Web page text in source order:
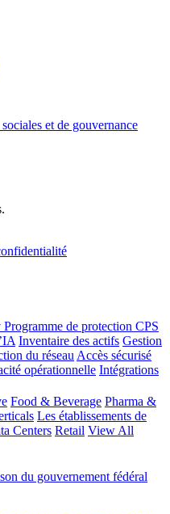
et de gouvernance
de protection CPS
Inventaire des actifs Gestion
du réseau Accès sécurisé
opérationnelle Intégrations
Food & Beverage Pharma &
Les établissements de
Centers Retail View All
du gouvernement fédéral